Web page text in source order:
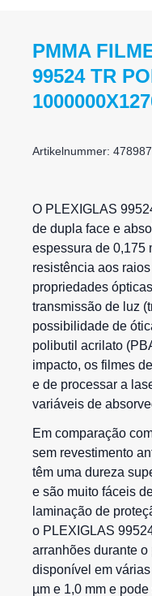
PMMA
99524 TR
Artikelnummer: 478987
O PLEXIGLAS
de dupla face e
espessura de 0,175
resistência aos
propriedades
transmissão de luz
possibilidade de
polibutil acrilato
impacto, os filmes de
e de processar a
variáveis de
Em comparação
sem revestimento
têm uma dureza
e são muito fáceis
laminação de
o PLEXIGLAS
arranhões durante
disponível em
µm e 1,0 mm e